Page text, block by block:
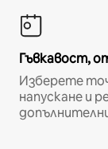
Гъвкавост,
Изберете
напускане и